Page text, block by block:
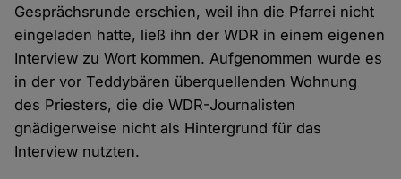
Gesprächsrunde erschien, weil ihn die Pfarrei nicht
eingeladen hatte, ließ ihn der WDR in einem eigenen
Interview zu Wort kommen. Aufgenommen wurde es
in der vor Teddybären überquellenden Wohnung
des Priesters, die die WDR-Journalisten
gnädigerweise nicht als Hintergrund für das
Interview nutzten.